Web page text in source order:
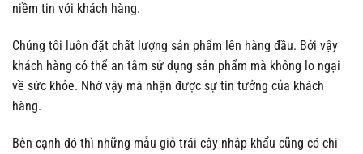
niềm tin với khách hàng.
Chúng tôi luôn đặt chất lượng sản phẩm lên hàng đầu. Bởi vậy
khách hàng có thể an tâm sử dụng sản phẩm mà không lo ngại
về sức khỏe. Nhờ vậy mà nhận được sự tin tưởng của khách
hàng.
Bên cạnh đó thì những mẫu giỏ trái cây nhập khẩu cũng có chi